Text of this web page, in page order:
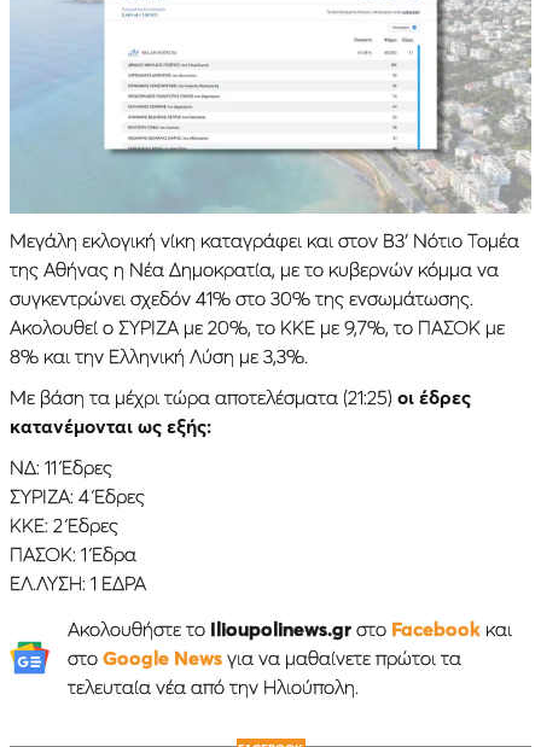
Μεγάλη εκλογική νίκη καταγράφει και στον Β3′ Νότιο Τομέα
της Αθήνας η Νέα Δημοκρατία, με το κυβερνών κόμμα να
συγκεντρώνει σχεδόν 41% στο 30% της ενσωμάτωσης.
Ακολουθεί ο ΣΥΡΙΖΑ με 20%, το ΚΚΕ με 9,7%, το ΠΑΣΟΚ με
8% και την Ελληνική Λύση με 3,3%.
Με βάση τα μέχρι τώρα αποτελέσματα (21:25) οι έδρες
κατανέμονται ως εξής:
ΝΔ: 11 Έδρες
ΣΥΡΙΖΑ: 4 Έδρες
ΚΚΕ: 2 Έδρες
ΠΑΣΟΚ: 1 Έδρα
ΕΛ.ΛΥΣΗ: 1 ΕΔΡΑ
Ακολουθήστε το Ilioupolinews.grστο Facebookκαι
στο Google Newsγια να μαθαίνετε πρώτοι τα
τελευταία νέα από την Ηλιούπολη.